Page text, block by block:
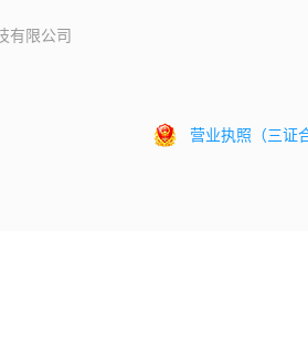
有限公司
营业执照（三证